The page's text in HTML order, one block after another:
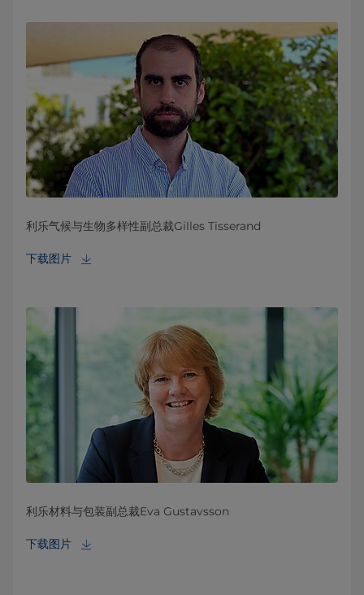
利乐气候与生物多样性副总裁Gilles Tisserand
下载图片
利乐材料与包装副总裁Eva Gustavsson
下载图片